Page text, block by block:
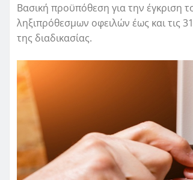
Βασική προϋπόθεση για την έγκριση
ληξιπρόθεσμων οφειλών έως και τις
της διαδικασίας.